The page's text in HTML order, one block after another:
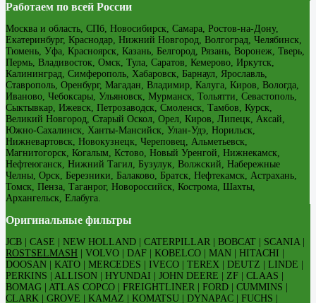
Работаем по всей России
Москва и область, СПб, Новосибирск, Самара, Ростов-на-Дону,
Екатеринбург, Краснодар, Нижний Новгород, Волгоград, Челябинск,
Тюмень, Уфа, Красноярск, Казань, Белгород, Рязань, Воронеж, Тверь,
Пермь, Владивосток, Омск, Тула, Саратов, Кемерово, Иркутск,
Калининград, Симферополь, Хабаровск, Барнаул, Ярославль,
Ставрополь, Оренбург, Магадан, Владимир, Калуга, Киров, Вологда,
Иваново, Чебоксары, Ульяновск, Мурманск, Тольятти, Севастополь,
Сыктывкар, Ижевск, Петрозаводск, Смоленск, Тамбов, Курск,
Великий Новгород, Старый Оскол, Орел, Киров, Липецк, Аксай,
Южно-Сахалинск, Ханты-Мансийск, Улан-Удэ, Норильск,
Нижневартовск, Новокузнецк, Череповец, Альметьевск,
Магнитогорск, Когалым, Кстово, Новый Уренгой, Нижнекамск,
Нефтеюганск, Нижний Тагил, Бузулук, Волжский, Набережные
Челны, Орск, Березники, Балаково, Братск, Нефтекамск, Астрахань,
Томск, Пенза, Таганрог, Новороссийск, Кострома, Шахты,
Архангельск, Елабуга.
Оригинальные фильтры
JCB | CASE | NEW HOLLAND | CATERPILLAR | BOBCAT | SCANIA |
ROSTSELMASH | VOLVO | DAF | KOBELCO | MAN | HITACHI |
DOOSAN | KATO | MERCEDES | IVECO | TEREX | DEUTZ | LINDE |
PERKINS | ALLISON | HYUNDAI | JOHN DEERE | ZF | CLAAS |
BOMAG | ATLAS COPCO | FREIGHTLINER | FORD | CUMMINS |
CLARK | GROVE | KAMAZ | KOMATSU | DYNAPAC | FUCHS |